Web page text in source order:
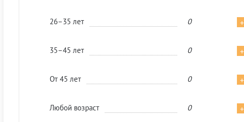
26–35 лет 0 +
35–45 лет 0 +
От 45 лет 0 +
Любой возраст 0 +